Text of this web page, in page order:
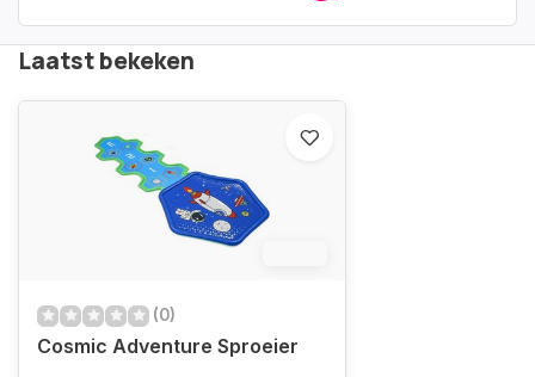
Laatst bekeken
(0)
Cosmic Adventure Sproeier